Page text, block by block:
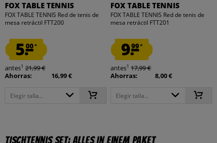
FOX TABLE TENNIS
FOX TABLE TENNIS Red de tenis de
mesa retráctil FTT200
5.00*
antes1 21,99 €
Ahorras:
16,99 €
Elegir talla...
FOX TABLE TENNIS
FOX TABLE TENNIS Red de tenis de
mesa retráctil FTT201
9.99*
antes1 17,99 €
Ahorras:
8,00 €
Elegir talla...
Tischtennis Set: Alles in einem Paket